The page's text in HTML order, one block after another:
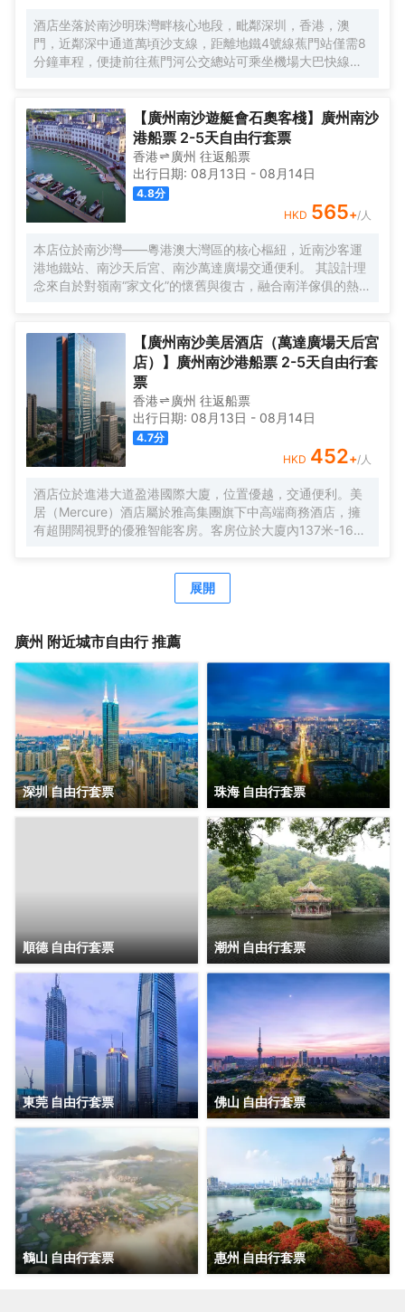
酒店坐落於南沙明珠灣畔核心地段，毗鄰深圳，香港，澳
門，近鄰深中通道萬頃沙支線，距離地鐵4號線蕉門站僅需8
分鐘車程，便捷前往蕉門河公交總站可乘坐機場大巴快線或
券，可輕鬆前往南沙天后宮、南沙濕地公園、廣汽科技館及
環宇城購物中心等。 酒店共有261間以海洋為設計靈感的客
房及套房，詮釋現代經典與優雅，滿足休閒賓客對在地文化
的探索與體驗。配備粵式風味的林苑中餐廳、中西結合的漁
人碼頭全日餐廳以及”雙重身份”的薄荷酒吧，體驗創新融合的
珍饈美饌。酒店擁有馬丁叔叔的農場，小朋友們可盡情與小
動物們互動亦或參與馬丁叔叔課堂，共度愉快的親子時光。
同時，酒店擁有1,600平方米的宴會及會議場地以及寬敞的戶
外草坪，可滿足不同的會議及宴會需求，無論商務出行亦或
休閒旅遊期待與您共赴南沙，遇見另一種可能。
【廣州南沙遊艇會石奧客棧】廣州南沙
港船票 2-5天自由行套票
香港 廣州 往返船票
出行日期: 08月13日 - 08月14日
4.8分
HKD 565+/人
本店位於南沙灣——粵港澳大灣區的核心樞紐，近南沙客運
港地鐵站、南沙天后宮、南沙萬達廣場交通便利。 其設計理
念來自於對嶺南“家文化”的懷舊與復古，融合南洋傢俱的熱情
嶺南文化的歸屬感。 客棧共五層，一層為大堂及茶室，二至
五層為客房，寬敞、舒適、風格各異的客房眾多；供賓客休
閒暢談的石奧茶室，主要提供早餐、茶點、飲品、簡餐等服
務；同時亦與中國大陸獲得“五金錨”獎的南沙遊艇會提供宴
會/婚宴/會議、中西式餐飲、遊艇觀光/租賃、帆船租賃/體
驗、遊艇帆船駕證考取等不同種服務功能，打造出一種特色
的休閒度假空間。
【廣州南沙美居酒店（萬達廣場天后宮
店）】廣州南沙港船票 2-5天自由行套
票
香港 廣州 往返船票
出行日期: 08月13日 - 08月14日
4.7分
HKD 452+/人
酒店位於進港大道盈港國際大廈，位置優越，交通便利。美
居（Mercure）酒店屬於雅高集團旗下中高端商務酒店，擁
有超開闊視野的優雅智能客房。客房位於大廈內137米-165
格客房，簡約唯美又精緻典雅，是商務人士出差首善之選。
酒店客房內配有恒温恒壓淋浴、全交換新風系統，高級自動
驗。酒店全體工作人員攜人工智能機器人小美在“Make A
展開
廣州 附近城市自由行 推薦
深圳 自由行套票 珠海 自由行套票
順德 自由行套票 潮州 自由行套票
東莞 自由行套票 佛山 自由行套票
鶴山 自由行套票 惠州 自由行套票